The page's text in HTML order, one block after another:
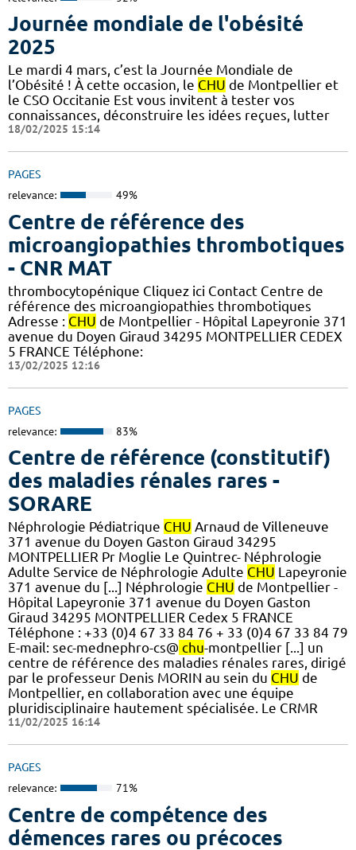
Journée mondiale de l'obésité
2025
Le mardi 4 mars, c’est la Journée Mondiale de
l’Obésité ! À cette occasion, le CHU de Montpellier et
le CSO Occitanie Est vous invitent à tester vos
connaissances, déconstruire les idées reçues, lutter
18/02/2025 15:14
PAGES
relevance: 49%
Centre de référence des
microangiopathies thrombotiques
- CNR MAT
thrombocytopénique Cliquez ici Contact Centre de
référence des microangiopathies thrombotiques
Adresse : CHU de Montpellier - Hôpital Lapeyronie 371
avenue du Doyen Giraud 34295 MONTPELLIER CEDEX
5 FRANCE Téléphone:
13/02/2025 12:16
PAGES
relevance: 83%
Centre de référence (constitutif)
des maladies rénales rares -
SORARE
Néphrologie Pédiatrique CHU Arnaud de Villeneuve
371 avenue du Doyen Gaston Giraud 34295
MONTPELLIER Pr Moglie Le Quintrec- Néphrologie
Adulte Service de Néphrologie Adulte CHU Lapeyronie
371 avenue du [...] Néphrologie CHU de Montpellier -
Hôpital Lapeyronie 371 avenue du Doyen Gaston
Giraud 34295 MONTPELLIER Cedex 5 FRANCE
Téléphone : +33 (0)4 67 33 84 76 + 33 (0)4 67 33 84 79
E-mail: sec-mednephro-cs@ chu-montpellier [...] un
centre de référence des maladies rénales rares, dirigé
par le professeur Denis MORIN au sein du CHU de
Montpellier, en collaboration avec une équipe
pluridisciplinaire hautement spécialisée. Le CRMR
11/02/2025 16:14
PAGES
relevance: 71%
Centre de compétence des
démences rares ou précoces